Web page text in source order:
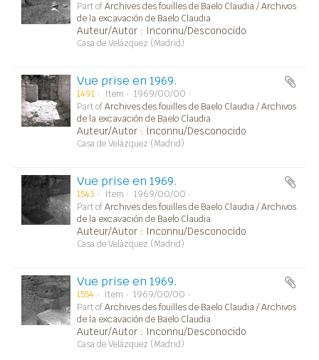
Part ofArchives des fouilles de Baelo Claudia / Archivos
de la excavación de Baelo Claudia
Auteur/Autor : Inconnu/Desconocido
Casa de Velázquez (Madrid)
Vue prise en 1969.
1491 Item
1969/00/00
Part ofArchives des fouilles de Baelo Claudia / Archivos
de la excavación de Baelo Claudia
Auteur/Autor : Inconnu/Desconocido
Casa de Velázquez (Madrid)
Vue prise en 1969.
1543 Item
1969/00/00
Part ofArchives des fouilles de Baelo Claudia / Archivos
de la excavación de Baelo Claudia
Auteur/Autor : Inconnu/Desconocido
Casa de Velázquez (Madrid)
Vue prise en 1969.
1554 Item
1969/00/00
Part ofArchives des fouilles de Baelo Claudia / Archivos
de la excavación de Baelo Claudia
Auteur/Autor : Inconnu/Desconocido
Casa de Velázquez (Madrid)